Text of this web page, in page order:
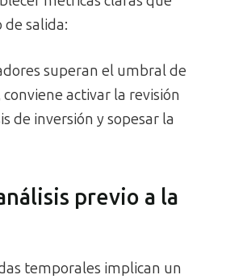
salida:
superan el umbral de
activar la revisión
de inversión y sopesar la
previo a la
temporales implican un